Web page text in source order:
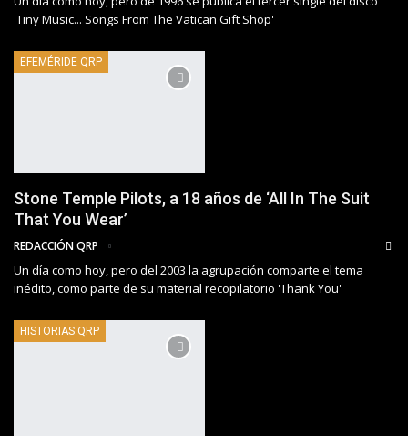
'Tiny Music... Songs From The Vatican Gift Shop'
EFEMÉRIDE QRP
Stone Temple Pilots, a 18 años de ‘All In The Suit
That You Wear’
REDACCIÓN QRP
Un día como hoy, pero del 2003 la agrupación comparte el tema
inédito, como parte de su material recopilatorio 'Thank You'
HISTORIAS QRP